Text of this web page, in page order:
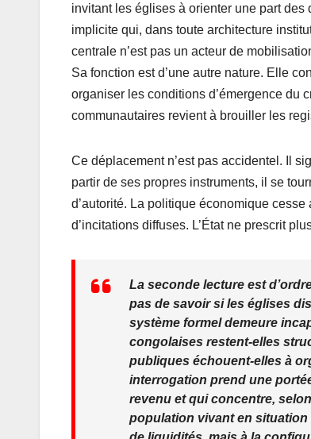
invitant les églises à orienter une part
implicite qui, dans toute architecture
centrale n’est pas un acteur de
Sa fonction est d’une autre nature. Elle
organiser les conditions d’émergence du
communautaires revient à brouiller les
Ce déplacement n’est pas accidentel. Il
partir de ses propres instruments, il se
d’autorité. La politique économique
d’incitations diffuses. L’État ne prescrit
La seconde lecture est
pas de savoir si les églises
système formel demeure
congolaises restent-elles
publiques échouent-elles à
interrogation prend une
revenu et qui concentre,
population vivant en situation